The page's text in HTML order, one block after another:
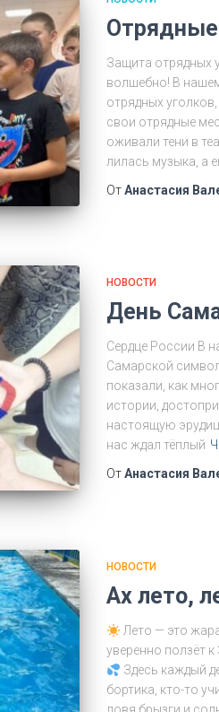
Отрядные
Защита отрядных
волшебно! В
отрядных
свои отрядные
оживали тени в
лилась музыка, а
ОтАнастасия
НОВОСТИ
День
Сердце России В
Самарской
показали, как
истории,
настоящую
нас ждал тёплый
ОтАнастасия
НОВОСТИ
Ах лето,
Лето — это
уверенно ползёт
Здесь каждый
бортика, кто-то